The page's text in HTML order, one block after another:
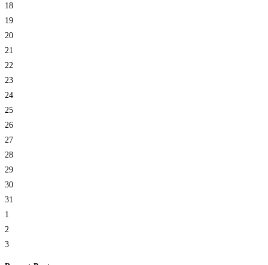
18
19
20
21
22
23
24
25
26
27
28
29
30
31
1
2
3